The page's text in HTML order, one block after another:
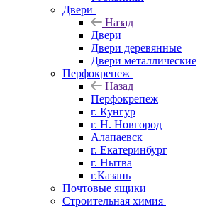
Двери
Назад
Двери
Двери деревянные
Двери металлические
Перфокрепеж
Назад
Перфокрепеж
г. Кунгур
г. Н. Новгород
Алапаевск
г. Екатеринбург
г. Нытва
г.Казань
Почтовые ящики
Строительная химия